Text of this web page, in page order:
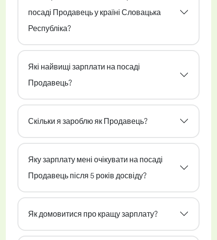
посаді Продавець у країні Словацька
Республіка?
Які найвищі зарплати на посаді
Продавець?
Скільки я зароблю як Продавець?
Яку зарплату мені очікувати на посаді
Продавець після 5 років досвіду?
Як домовитися про кращу зарплату?